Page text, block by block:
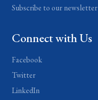
Subscribe to our newsletter
Connect with Us
Facebook
Twitter
LinkedIn